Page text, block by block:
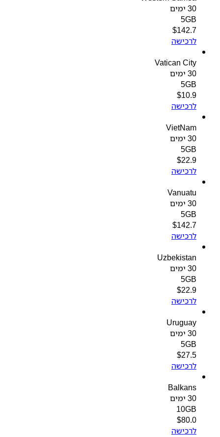
5GB
$142.7
לרכישה
Vatican City
5GB
$10.9
לרכישה
VietNam
5GB
$22.9
לרכישה
Vanuatu
5GB
$142.7
לרכישה
Uzbekistan
5GB
$22.9
לרכישה
Uruguay
5GB
$27.5
לרכישה
Balkans
10GB
$80.0
לרכישה